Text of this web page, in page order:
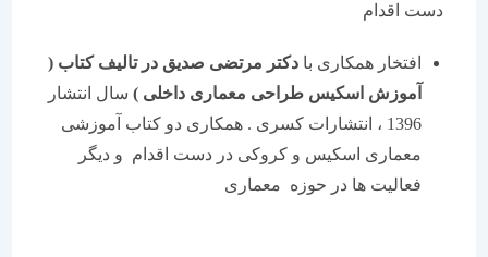
دست اقدام
افتخار همکاری بادکتر مرتضی صدیق در تالیف کتاب (
آموزش اسکیس طراحی معماری داخلی ) سال انتشار
1396 ، انتشارات کسری . همکاری دو کتاب آموزشی
معماری اسکیس و کروکی در دست اقدام و دیگر
فعالیت ها در حوزه معماری